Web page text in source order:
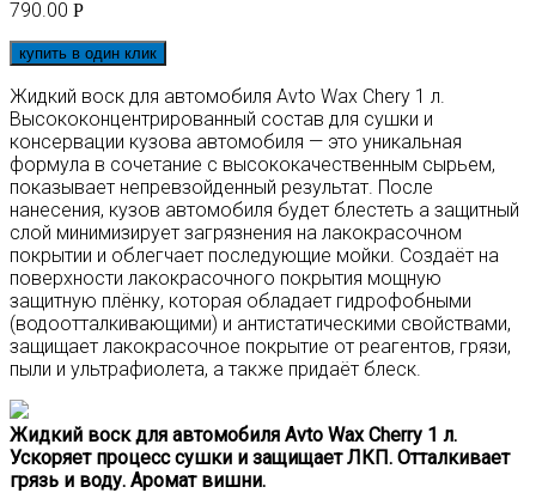
790.00 Р
купить в один клик
Жидкий воск для автомобиля Avto Wax Chery 1 л.
Высококонцентрированный состав для сушки и
консервации кузова автомобиля — это уникальная
формула в сочетание с высококачественным сырьем,
показывает непревзойденный результат. После
нанесения, кузов автомобиля будет блестеть а защитный
слой минимизирует загрязнения на лакокрасочном
покрытии и облегчает последующие мойки. Создаёт на
поверхности лакокрасочного покрытия мощную
защитную плёнку, которая обладает гидрофобными
(водоотталкивающими) и антистатическими свойствами,
защищает лакокрасочное покрытие от реагентов, грязи,
пыли и ультрафиолета, а также придаёт блеск.
Жидкий воск для автомобиля Avto Wax Cherry 1 л.
Ускоряет процесс сушки и защищает ЛКП. Отталкивает
грязь и воду. Аромат вишни.